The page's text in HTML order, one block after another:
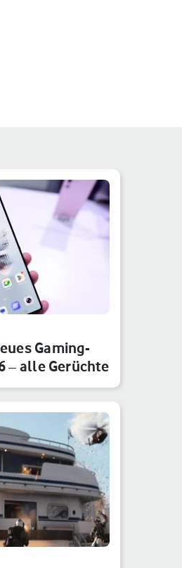
Gaming-
– alle Gerüchte